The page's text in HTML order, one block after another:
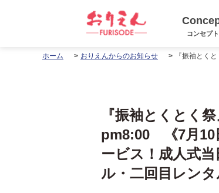
コンセプト
ホーム おりえんからのお知らせ
『振袖とくとく
pm8:00 《7月10
ービス！成人式
ル・二回目レン